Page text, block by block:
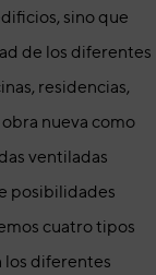
sino que
de los diferentes
residencias,
nueva como
ventiladas
posibilidades
cuatro tipos
los diferentes